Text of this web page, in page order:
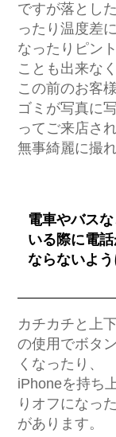
ですが落とし
ったり温度差
なったりピン
ことも出来な
この前のお客
ゴミが写真に
ってご来店さ
無事綺麗に撮
電車やバス
いる際に電
ならないよ
カチカチと上
の使用でボタ
くなったり、
iPhoneを持ち
りオフになっ
があります。